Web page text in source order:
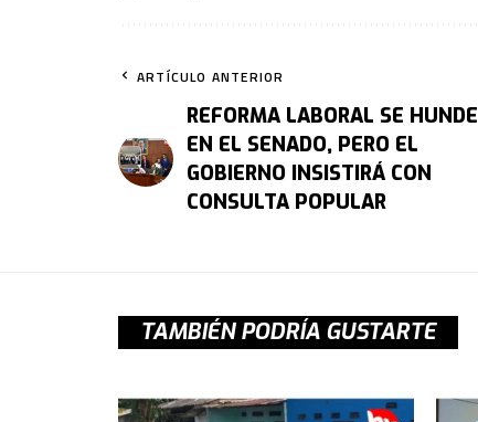
ARTÍCULO ANTERIOR
REFORMA LABORAL SE HUNDE
EN EL SENADO, PERO EL
GOBIERNO INSISTIRÁ CON
CONSULTA POPULAR
TAMBIÉN PODRÍA GUSTARTE